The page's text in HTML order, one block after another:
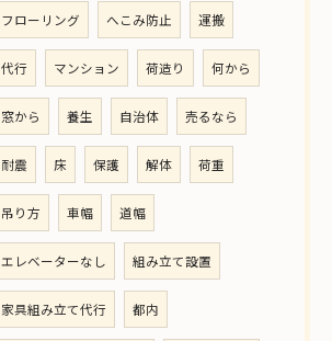
フローリング へこみ防止 運搬
代行 マンション 荷造り 何から
窓から 養生 自治体 売るなら
耐震 床 保護 解体 荷重
吊り方 車幅 道幅
エレベーターなし 組み立て設置
家具組み立て代行 都内